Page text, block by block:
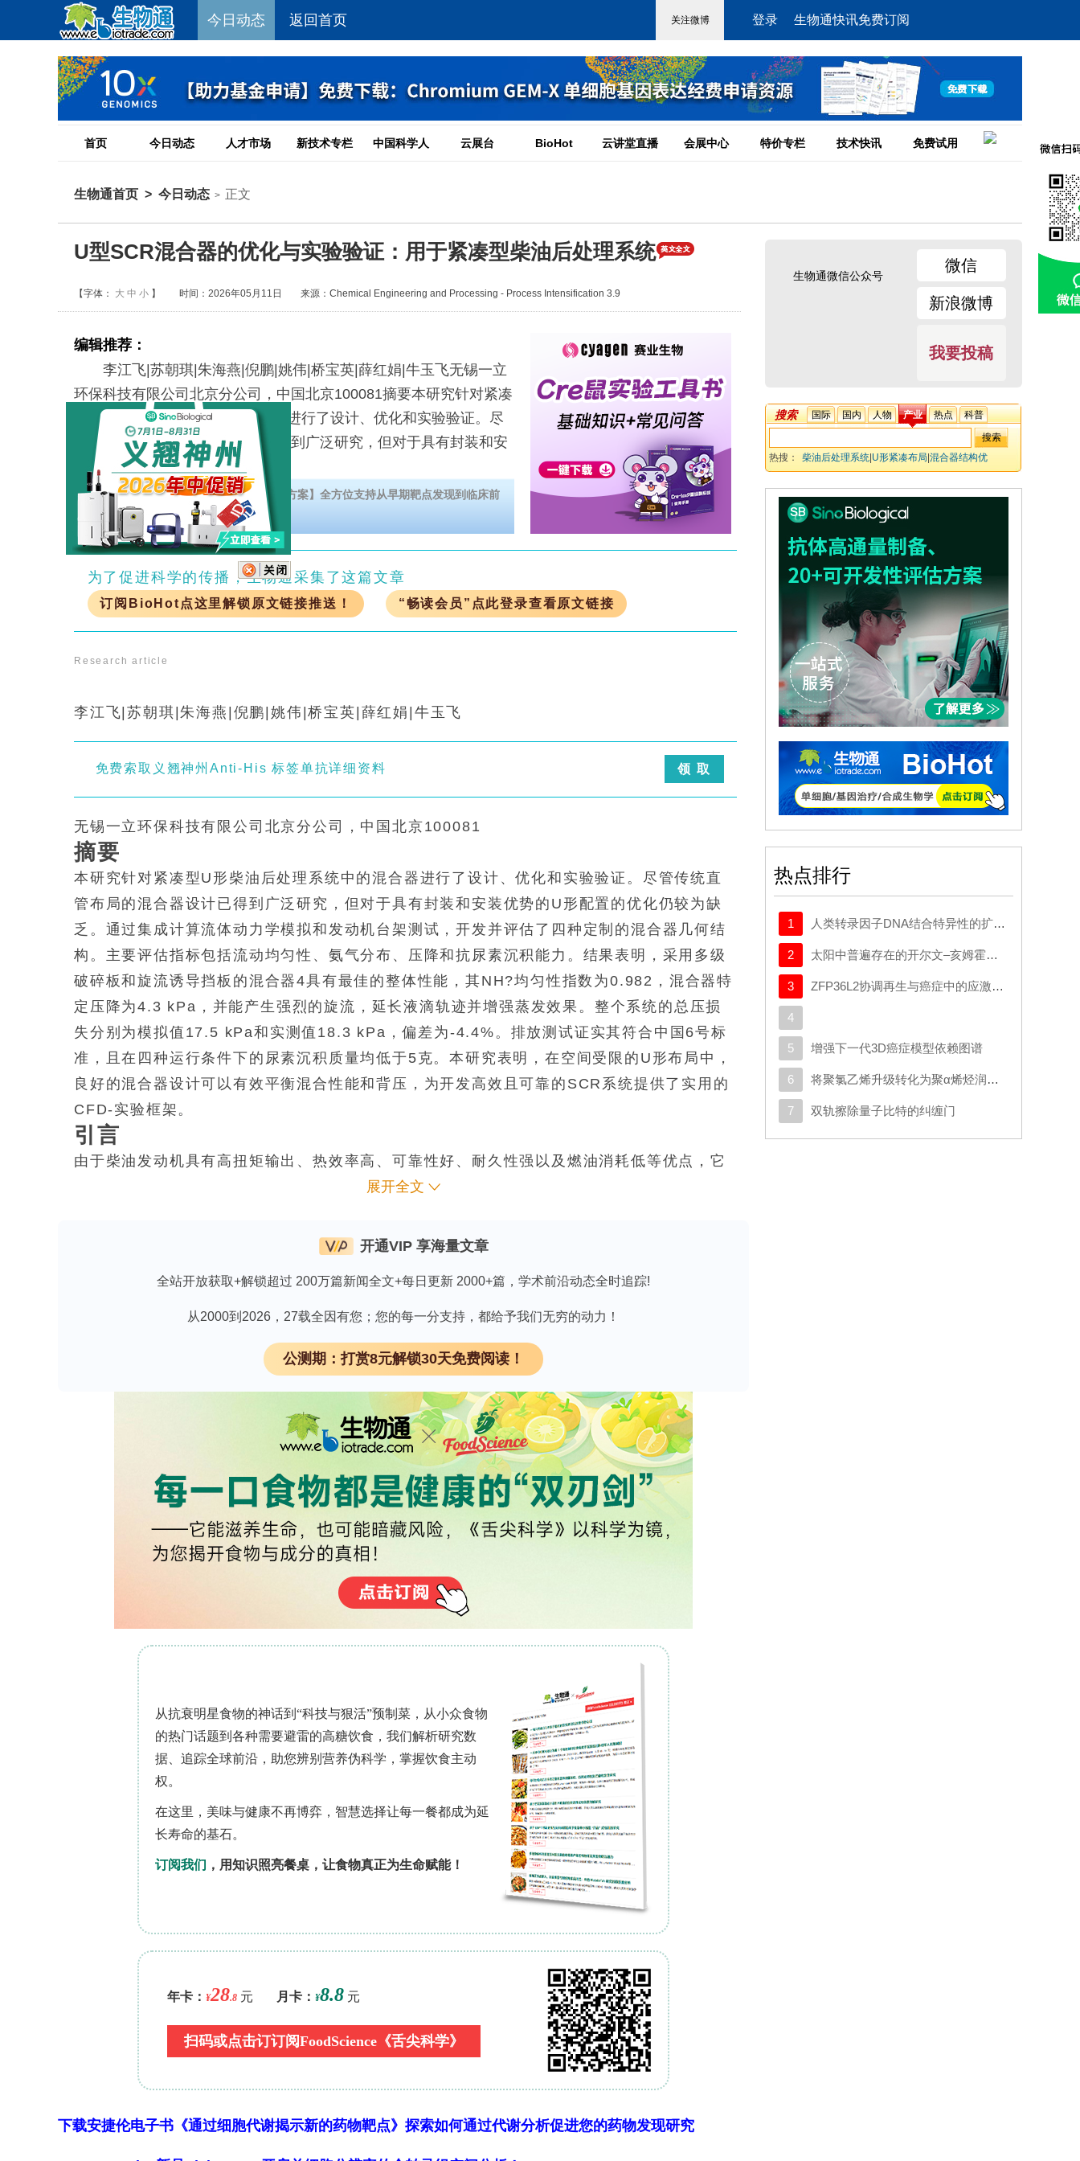
今日动态 返回首页 登录 生物通快讯免费订阅
首页 今日动态 人才市场 新技术专栏 中国科学人 云展台 BioHot 云讲堂直播 会展中心 特价专栏 技术快讯 免费试用
生物通首页 > 今日动态 > 正文
U型SCR混合器的优化与实验验证：用于紧凑型柴油后处理系统
【字体： 大 中 小 】 时间：2026年05月11日 来源：Chemical Engineering and Processing - Process Intensification 3.9
编辑推荐：
李江飞|苏朝琪|朱海燕|倪鹏|姚伟|桥宝英|薛红娟|牛玉飞无锡一立
环保科技有限公司北京分公司，中国北京100081摘要本研究针对紧凑
型U形柴油后处理系统中的混合器进行了设计、优化和实验验证。尽
管传统直管布局的混合器设计已得到广泛研究，但对于具有封装和安
装优势的U形配置的优化仍较为
欢迎免费下载【CAR-T细胞疗法开发解决方案】全方位支持从早期靶点发现到临床前
研究的每一个阶段。
为了促进科学的传播，生物通采集了这篇文章
订阅BioHot点这里解锁原文链接推送！ “畅读会员”点此登录查看原文链接
Research article
李江飞|苏朝琪|朱海燕|倪鹏|姚伟|桥宝英|薛红娟|牛玉飞
免费索取义翘神州Anti-His 标签单抗详细资料 领 取
无锡一立环保科技有限公司北京分公司，中国北京100081
摘要
本研究针对紧凑型U形柴油后处理系统中的混合器进行了设计、优化和实验验证。尽管传统直
管布局的混合器设计已得到广泛研究，但对于具有封装和安装优势的U形配置的优化仍较为缺
乏。通过集成计算流体动力学模拟和发动机台架测试，开发并评估了四种定制的混合器几何结
构。主要评估指标包括流动均匀性、氨气分布、压降和抗尿素沉积能力。结果表明，采用多级
破碎板和旋流诱导挡板的混合器4具有最佳的整体性能，其NH?均匀性指数为0.982，混合器特
定压降为4.3 kPa，并能产生强烈的旋流，延长液滴轨迹并增强蒸发效果。整个系统的总压损
失分别为模拟值17.5 kPa和实测值18.3 kPa，偏差为-4.4%。排放测试证实其符合中国6号标
准，且在四种运行条件下的尿素沉积质量均低于5克。本研究表明，在空间受限的U形布局中，
良好的混合器设计可以有效平衡混合性能和背压，为开发高效且可靠的SCR系统提供了实用的
CFD-实验框架。
引言
由于柴油发动机具有高扭矩输出、热效率高、可靠性好、耐久性强以及燃油消耗低等优点，它
们已成为运输行业（尤其是商用车和船舶应用）的主要动力来源[1]。柴油发动机采用压缩点火
浓的条件会导致空气中的氮（N?）和氧气（O?）生成氮氧化物（NO?）。氮氧化物是一种重
氮氧化物排放的有效方法。其原理是在SCR催化剂上游注入尿素水溶液，通过化学反应将有害
的氮氧化物转化为无害的氮气（N?）和水（H?O）。在这个过程中，混合器在确保尿素均匀混
合方面起着关键作用[3]。通过结构优化改进混合器设计是提高SCR系统性能的关键。
随着对氮氧化物排放限制的法规日益严格，混合器经常面临尿素结晶[4]和尿素混合不均匀的问
题。尿素沉积会增加混合器的压降，从而导致更大的发动机功率损失、更高的燃油消耗，在严
重情况下还会堵塞后处理系统，从而降低其可靠性。混合不均匀会导致催化剂截面上氨气
（NH?）分布不均，降低催化剂利用率，甚至可能降低氮氧化物的转化效率[5]。因此，优化混
一系列研究结合CFD模拟和实验验证来优化SCR系统中的混合器设计，以提高性能。研究重点
评估和比较了各种混合器几何结构，包括静态混合器[6]、挡板型[5]、旋流型[4,7]、多层金属
网型[8]和导向叶片型[9]，关键性能指标包括NH?分布均匀性、氮氧化物转化效率、压降和抗尿
考虑壁面膜形成和沉积风险指数的先进建模技术来预测和减少固体沉积[11,13]，同时也提出了
器设计和尿素喷射策略优化是实现高氮氧化物脱除效率和系统稳定运行的基础。
SCR系统优化研究还扩展到了基本机制和创新设计领域。关于尿素喷射与壁面撞击及分解动力
学的研究提供了基础性见解，通过结合先进诊断和建模技术来阐明温度依赖性的液滴行为和副
产物形成机制，从而为沉积物减轻策略提供依据[16,17]。同时，还开发并验证了新的混合器几
何结构，如带有导向叶片的网格通道[18]或带有弯曲挡板的中央圆柱结构[19]，这些结构在增
强流动/氨气均匀性的同时减少了沉积物和背压。通过对喷射器配置的比较研究进一步优化了系
统设计，平衡了氨气产量和分布均匀性[20]。这些硬件改进通过以控制为导向的策略得到补
充，例如沉积边界方法，这些方法主动管理喷射过程以限制沉积风险[21]。总体而言，这些研
究强调了多方面的综合方法——包括机理理解、组件创新和系统控制——以实现高效且可靠的
SCR运行[22,23]。
尽管取得了这些进展，但大多数研究仍集中在传统的直管后处理布局上，而对U形配置的混合
器优化研究仍然较少。U形布局具有明显的封装优势，包括紧凑的占地面积和可旋转的进出口
端口，从而提高了安装灵活性。为填补这一空白，本研究介绍了一种U形后处理系统，并对四
种定制的混合器几何结构进行了集成CFD分析、优化和实验验证。
在这种配置中，系统的整体长度显著缩短，促进了更加紧凑的组装。混合器位于U形的拐角
处，如果设计不当，可能会导致尿素与废气混合不良、氨气分布不均，从而降低氮氧化物转化
效率。模拟中使用的催化剂特性总结在表1中，径向粘性和惯性系数设定为轴向值的1000倍，
以表示基材的各向异性流动阻力。通过计算流体动力学（CFD）分析了每种混合器设计的流动
考。
展开全文
开通VIP 享海量文章
全站开放获取+解锁超过 200万篇新闻全文+每日更新 2000+篇，学术前沿动态全时追踪!
从2000到2026，27载全因有您；您的每一分支持，都给予我们无穷的动力！
公测期：打赏8元解锁30天免费阅读！
下载安捷伦电子书《通过细胞代谢揭示新的药物靶点》探索如何通过代谢分析促进您的药物发现研究
生物通微信公众号
微信
新浪微博
我要投稿
搜索 国际 国内 人物 产业 热点 科普
热搜： 柴油后处理系统 U形紧凑布局 混合器结构优
热点排行
1 人类转录因子DNA结合特异性的扩展密码本
2 太阳中普遍存在的开尔文–亥姆霍兹不稳定性驱动等离子体混合
3 ZFP36L2协调再生与癌症中的应激适应性可塑性
4
5 增强下一代3D癌症模型依赖图谱
6 将聚氯乙烯升级转化为聚α烯烃润滑剂
7 双轨擦除量子比特的纠缠门